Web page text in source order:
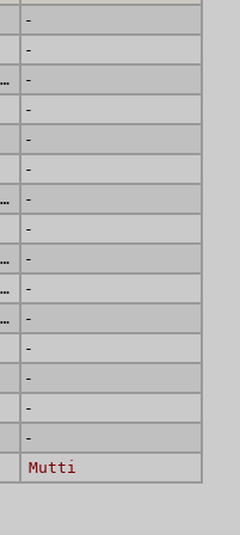
-
-
-
-
-
-
-
-
-
-
Fascetti
-
-
-
-
-
Mutti